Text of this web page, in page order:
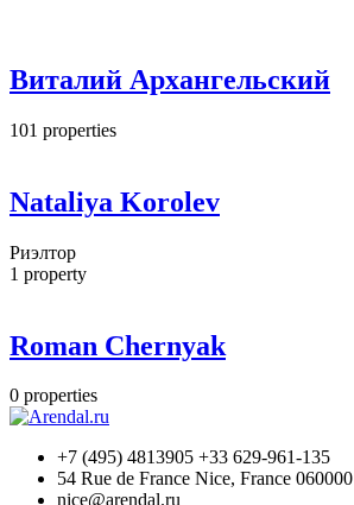
Виталий Архангельский
101 properties
Nataliya Korolev
Риэлтор
1 property
Roman Chernyak
0 properties
+7 (495) 4813905 +33 629-961-135
54 Rue de France Nice, France 060000
nice@arendal.ru